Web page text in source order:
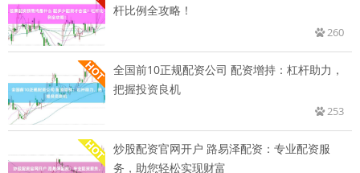
杆比例全攻略！
260
全国前10正规配资公司 配资增持：杠杆助力，
把握投资良机
253
炒股配资官网开户 路易泽配资：专业配资服
务，助您轻松实现财富